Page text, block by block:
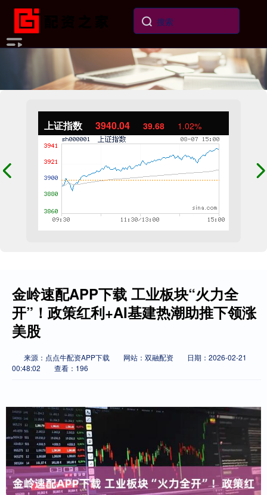
上证指数 3940.04 39.68 1.02%
金岭速配APP下载 工业板块“火力全
开”！政策红利+AI基建热潮助推下领涨
美股
来源：点点牛配资APP下载 网站：双融配资
日期：2026-02-21
00:48:02
查看：196